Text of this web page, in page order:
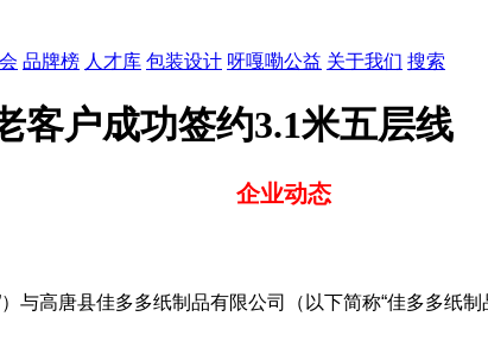
品牌榜 人才库 包装设计 呀嘎嘞公益 关于我们 搜索
客户成功签约3.1米五层线
企业动态
与高唐县佳多多纸制品有限公司（以下简称“佳多多纸制